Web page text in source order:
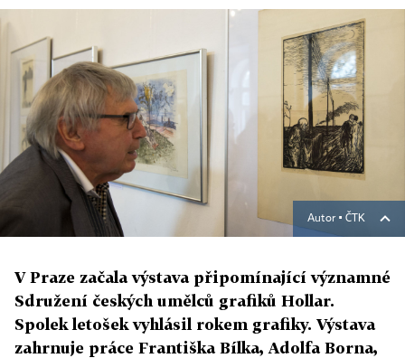
Autor ▪ ČTK
V Praze začala výstava připomínající významné
Sdružení českých umělců grafiků Hollar.
Spolek letošek vyhlásil rokem grafiky. Výstava
zahrnuje práce Františka Bílka, Adolfa Borna,